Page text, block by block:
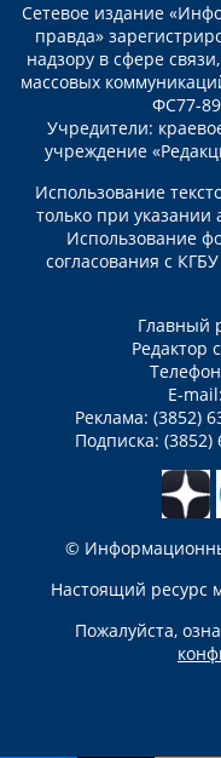
Сетевое издание
правда»
надзору в сфере
массовых
ФС77-
Учредители:
учреждение
Использование
только при указании
Использование
согласования с
Главный
Редактор
E-mail:
Реклама: (3852)
Подписка: (3852)
©
Настоящий ресурс
Пожалуйста,